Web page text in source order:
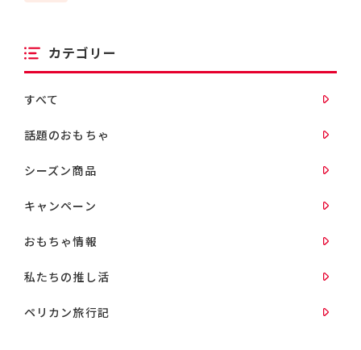
カテゴリー
すべて
話題のおもちゃ
シーズン商品
キャンペーン
おもちゃ情報
私たちの推し活
ペリカン旅行記